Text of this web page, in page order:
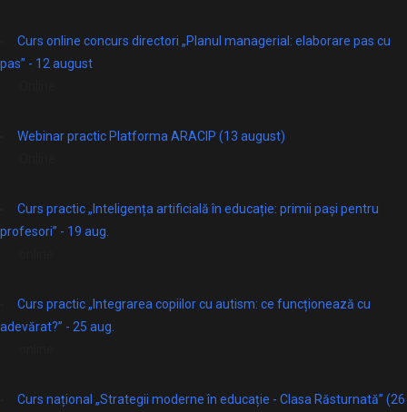
Curs online concurs directori „Planul managerial: elaborare pas cu
pas” - 12 august
Webinar practic Platforma ARACIP (13 august)
Curs practic „Inteligența artificială în educație: primii pași pentru
profesori” - 19 aug.
Curs practic „Integrarea copiilor cu autism: ce funcționează cu
adevărat?” - 25 aug.
Curs național „Strategii moderne în educație - Clasa Răsturnată” (26